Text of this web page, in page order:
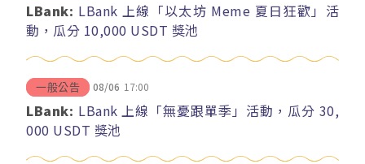
LBank: LBank 上線「以太坊 Meme 夏日狂歡」活
動，瓜分 10,000 USDT 獎池
一般公告 08/06 17:00
LBank: LBank 上線「無憂跟單季」活動，瓜分 30,
000 USDT 獎池